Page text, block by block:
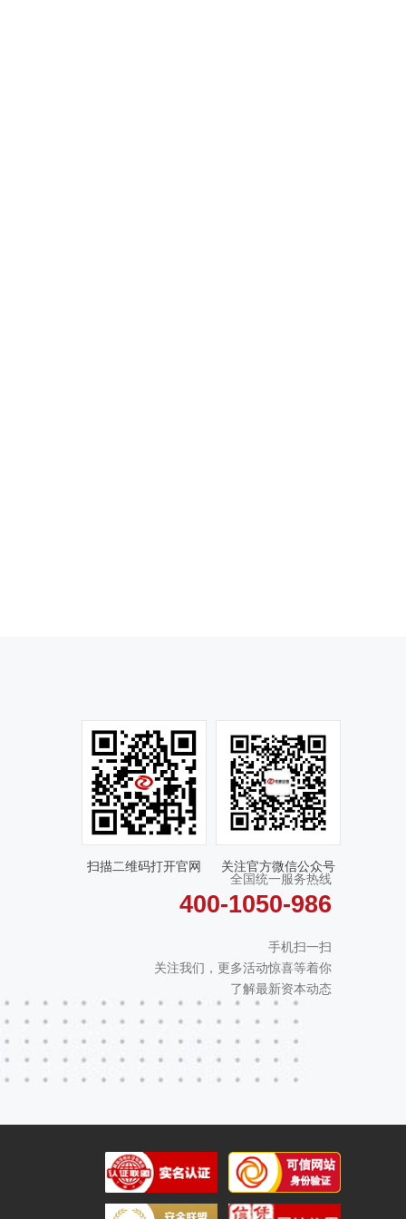
扫描二维码打开官网
关注官方微信公众号
全国统一服务热线
400-1050-986
手机扫一扫
关注我们，更多活动惊喜等着你
了解最新资本动态